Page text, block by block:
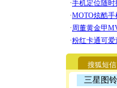
搜狐短信
三星图